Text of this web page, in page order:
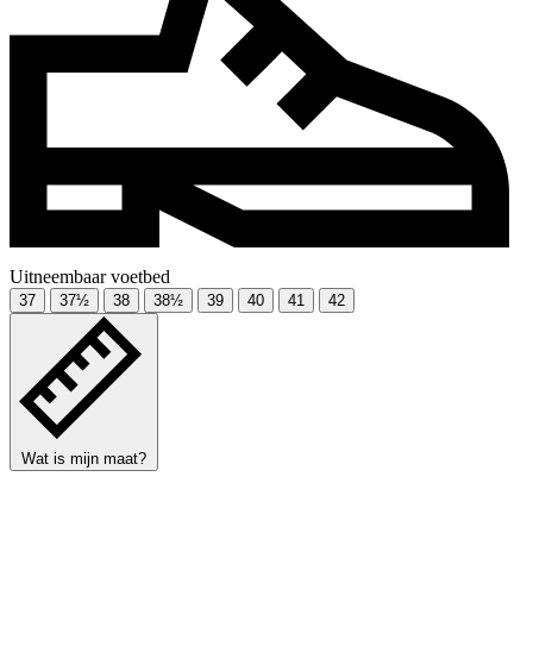
Uitneembaar voetbed
37 37½ 38 38½ 39 40 41 42
Wat is mijn maat?